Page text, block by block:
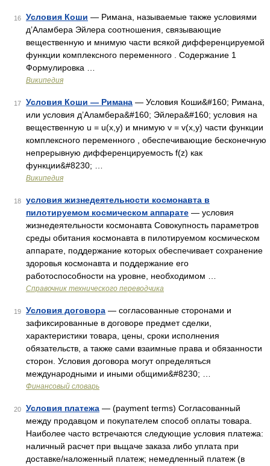
16 Условия Коши — Римана, называемые также условиями
д’Аламбера Эйлера соотношения, связывающие
вещественную и мнимую части всякой дифференцируемой
функции комплексного переменного . Содержание 1
Формулировка …
Википедия
17 Условия Коши — Римана — Условия Коши&#160; Римана,
или условия д’Аламбера&#160; Эйлера&#160; условия на
вещественную u = u(x,y) и мнимую v = v(x,y) части функции
комплексного переменного , обеспечивающие бесконечную
непрерывную дифференцируемость f(z) как
функции&#8230; …
Википедия
18
условия жизнедеятельности космонавта в
пилотируемом космическом аппарате — условия
жизнедеятельности космонавта Совокупность параметров
среды обитания космонавта в пилотируемом космическом
аппарате, поддержание которых обеспечивает сохранение
здоровья космонавта и поддержание его
работоспособности на уровне, необходимом …
Справочник технического переводчика
19 Условия договора — согласованные сторонами и
зафиксированные в договоре предмет сделки,
характеристики товара, цены, сроки исполнения
обязательств, а также сами взаимные права и обязанности
сторон. Условия договора могут определяться
международными и иными общими&#8230; …
Финансовый словарь
20 Условия платежа — (payment terms) Согласованный
между продавцом и покупателем способ оплаты товара.
Наиболее часто встречаются следующие условия платежа:
наличный расчет при вьщаче заказа либо уплата при
доставке/наложенный платеж; немедленный платеж (в